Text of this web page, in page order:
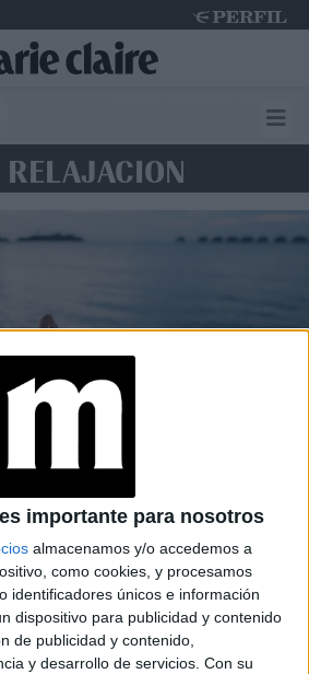
importante para nosotros
almacenamos y/o accedemos a
como cookies, y procesamos
identificadores únicos e información
dispositivo para publicidad y contenido
de publicidad y contenido,
y desarrollo de servicios. Con su
tratar de
deja aún más
a la mitad de la
gente
Publicitario